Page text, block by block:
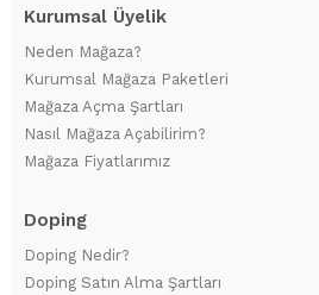
Kurumsal Üyelik
Neden Mağaza?
Kurumsal Mağaza Paketleri
Mağaza Açma Şartları
Nasıl Mağaza Açabilirim?
Mağaza Fiyatlarımız
Doping
Doping Nedir?
Doping Satın Alma Şartları